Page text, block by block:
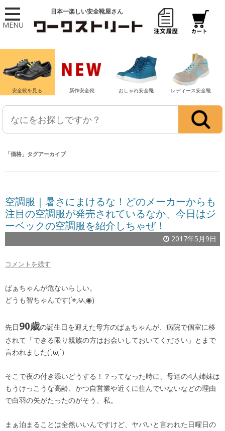
MENU
日本一楽しい安全靴屋さん
安全靴を見る 新作安全靴 おしゃれ安全靴 レディース安全靴
「価格 」タグアーカイブ
空調服｜暑さにまけるな！どのメーカーからも
注目の空調服が発売されているなか、今日はジ
ーベックの空調服を紹介しちゃぜ！
2017年5月9日
コメントを残す
ばぁちゃんが危ないらしい。
どうも智ちゃんです(´◉◞౪◟◉)
先日90歳の誕生日を迎えた母方のばぁちゃんが、病院で個室に移
されて「できる限り親族の方はお会いしておいてください」とまで
言われました(´;ω;`)
そこで夜の付き添いどうする！？ってなった時に、母達の4人姉妹は
もうけっこうな高齢、かつ自営業や近くに住んでいないなどの理由
で白羽の矢がたったのがそう、私。
まぁ泊まることは全然いいんですけど、ヤバいと言われた日曜日の